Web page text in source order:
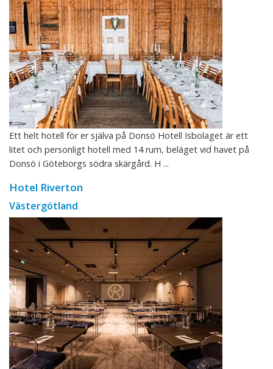
Ett helt hotell för er själva på Donsö Hotell Isbolaget är ett
litet och personligt hotell med 14 rum, beläget vid havet på
Donsö i Göteborgs södra skärgård. H ...
Hotel Riverton
Västergötland